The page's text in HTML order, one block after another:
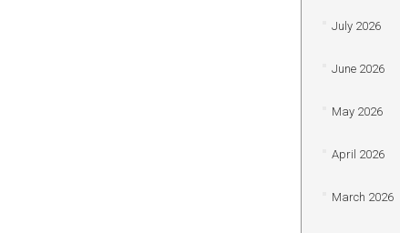
July 2026
June 2026
May 2026
April 2026
March 2026